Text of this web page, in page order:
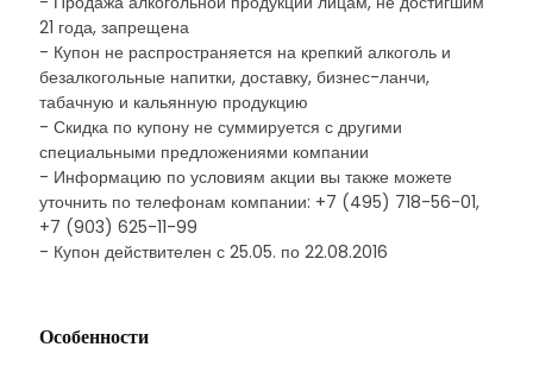
21 года, запрещена
- Купон не распространяется на крепкий алкоголь и
безалкогольные напитки, доставку, бизнес-ланчи,
табачную и кальянную продукцию
- Скидка по купону не суммируется с другими
специальными предложениями компании
- Информацию по условиям акции вы также можете
уточнить по телефонам компании: +7 (495) 718-56-01,
+7 (903) 625-11-99
- Купон действителен с 25.05. по 22.08.2016
Особенности